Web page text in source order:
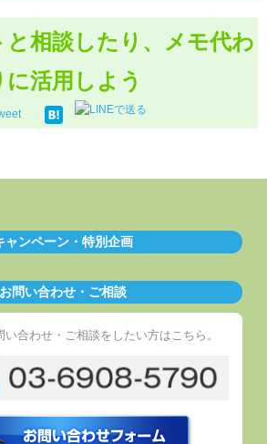
相談したり、メモ代わ
に活用しよう
ャンペーン・特別企画
お問い合わせ・ご相談
合わせ・ご相談をしたい方はこちら。